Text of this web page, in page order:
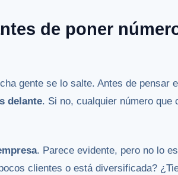
de poner
gente se lo salte. Antes de pensar
delante. Si no, cualquier número
. Parece evidente, pero no lo
clientes o está diversificada?